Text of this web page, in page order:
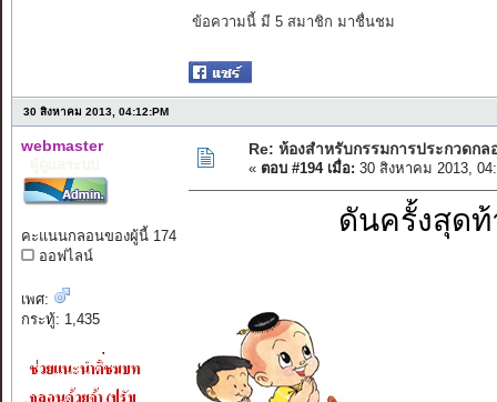
ข้อความนี้ มี 5 สมาชิก มาชื่นชม
30 สิงหาคม 2013, 04:12:PM
webmaster
คะแนนกลอนของผู้นี้ 174
ออฟไลน์
เพศ:
กระทู้: 1,435
Re: ห้องสำหรับกรรมการประกวดก
« ตอบ #194 เมื่อ: 30 สิงหาคม 2013,
ดันครั้งสุด